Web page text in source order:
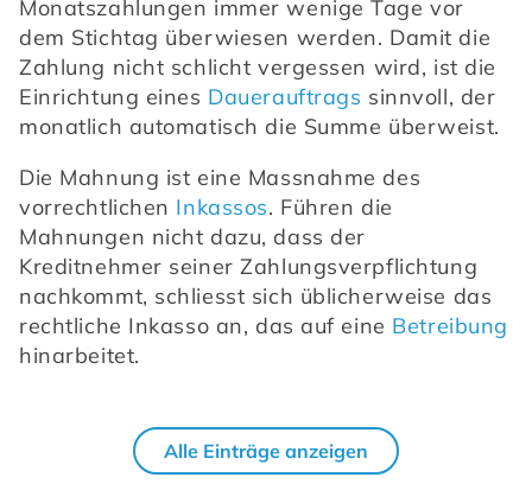
Monatszahlungen immer wenige Tage vor
dem Stichtag überwiesen werden. Damit die
Zahlung nicht schlicht vergessen wird, ist die
Einrichtung eines Dauerauftrags sinnvoll, der
monatlich automatisch die Summe überweist.
Die Mahnung ist eine Massnahme des
vorrechtlichen Inkassos. Führen die
Mahnungen nicht dazu, dass der
Kreditnehmer seiner Zahlungsverpflichtung
nachkommt, schliesst sich üblicherweise das
rechtliche Inkasso an, das auf eine Betreibung
hinarbeitet.
Alle Einträge anzeigen